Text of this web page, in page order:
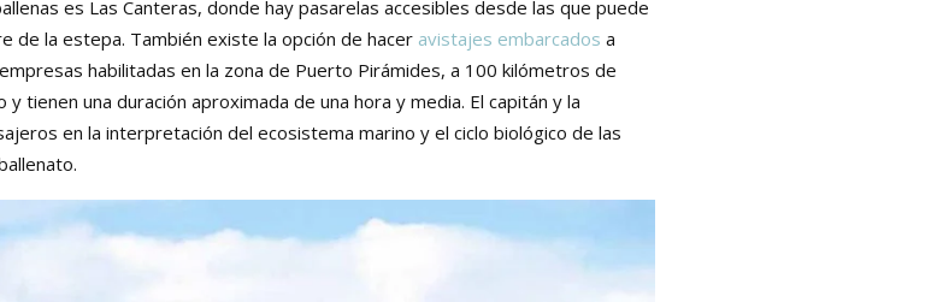
es Las Canteras, donde hay pasarelas accesibles desde las que puede
la estepa. También existe la opción de hacer avistajes embarcados a
habilitadas en la zona de Puerto Pirámides, a 100 kilómetros de
tienen una duración aproximada de una hora y media. El capitán y la
en la interpretación del ecosistema marino y el ciclo biológico de las